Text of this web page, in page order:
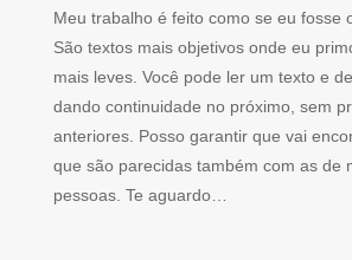
Meu trabalho é feito como se eu fosse
São textos mais objetivos onde eu
mais leves. Você pode ler um texto e
dando continuidade no próximo, sem
anteriores. Posso garantir que vai
que são parecidas também com as de
pessoas. Te aguardo…